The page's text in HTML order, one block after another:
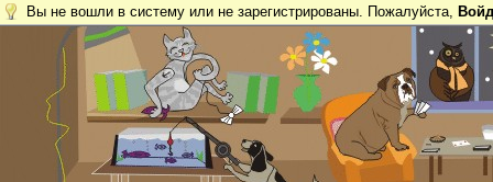
Вы не вошли в систему или не зарегистрированы. Пожалуйста,